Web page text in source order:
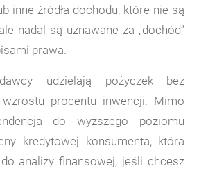
inne źródła dochodu, które nie są
nadal są uznawane za „dochód”
prawa.
udzielają pożyczek bez
procentu inwencji. Mimo
do wyższego poziomu
kredytowej konsumenta, która
analizy finansowej, jeśli chcesz